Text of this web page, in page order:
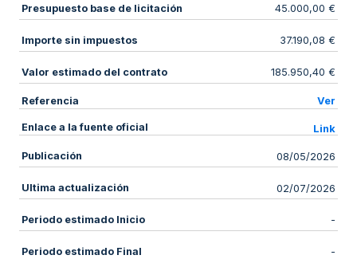
Presupuesto base de licitación 45.000,00 €
Importe sin impuestos 37.190,08 €
Valor estimado del contrato 185.950,40 €
Referencia Ver
Enlace a la fuente oficial Link
Publicación 08/05/2026
Ultima actualización 02/07/2026
Periodo estimado Inicio -
Periodo estimado Final -